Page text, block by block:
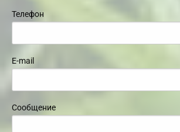
Телефон
E-mail
Сообщение